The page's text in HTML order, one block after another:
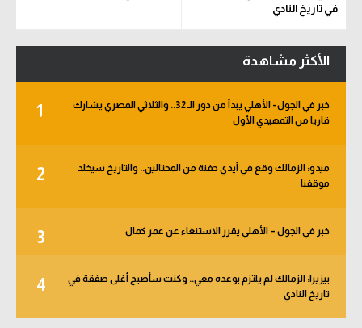
في تاريخ النادي
الأكثر مشاهدة
1
خبر في الجول - الأهلي يبدأ من دور الـ 32.. والثلاثي المصري يشارك
قاريا من التمهيدي الأول
2
ميدو: الزمالك وقع في أيدي حفنة من المحتالين.. والتاريخ سيخلد
موقفنا
3 خبر في الجول – الأهلي يقرر الاستنغاء عن عمر كمال
4
بيزيرا: الزمالك لم يلتزم بوعده معي.. وكنت سأصبح أغلى صفقة في
تاريخ النادي